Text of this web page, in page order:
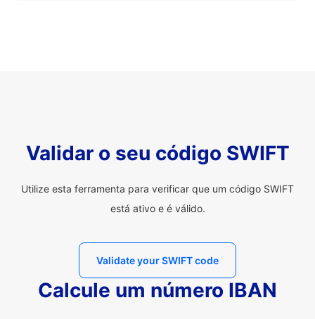
Validar o seu código SWIFT
Utilize esta ferramenta para verificar que um código SWIFT
está ativo e é válido.
Validate your SWIFT code
Calcule um número IBAN